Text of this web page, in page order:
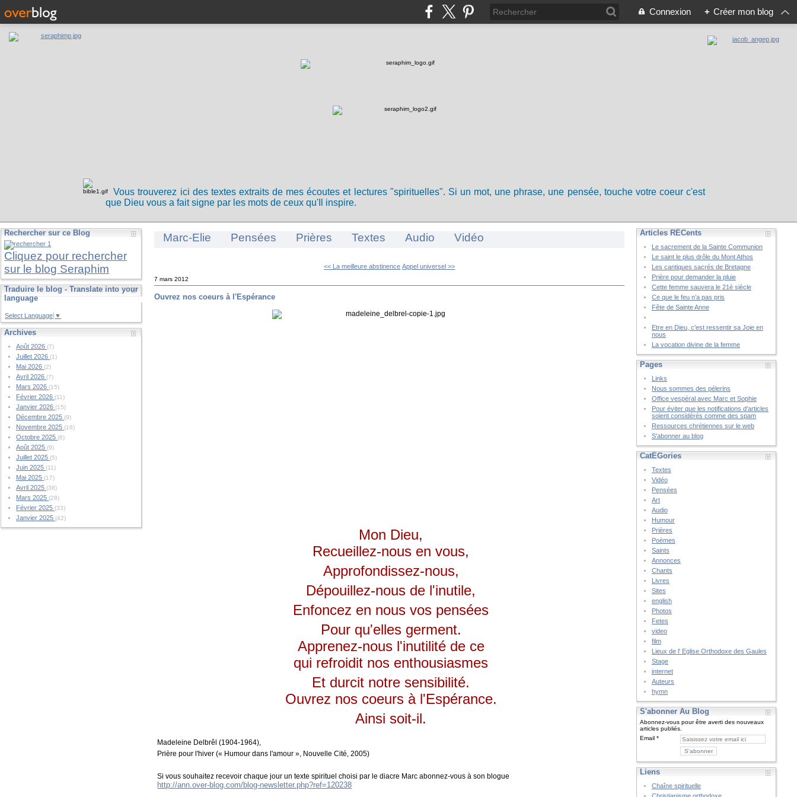
Connexion + Créer mon blog
Vous trouverez ici des textes extraits de mes écoutes et lectures "spirituelles". Si un mot, une phrase, une pensée, touche votre coeur c'est
que Dieu vous a fait signe par les mots de ceux qu'Il inspire.
Rechercher sur ce Blog
Cliquez pour rechercher
sur le blog Seraphim
Traduire le blog - Translate into your
language
Select Language ▼
Archives
Août 2026(7)
Juillet 2026(1)
Mai 2026(2)
Avril 2026(7)
Mars 2026(15)
Février 2026(11)
Janvier 2026(15)
Décembre 2025(9)
Novembre 2025(16)
Octobre 2025(6)
Août 2025(9)
Juillet 2025(5)
Juin 2025(11)
Mai 2025(17)
Avril 2025(38)
Mars 2025(28)
Février 2025(33)
Janvier 2025(42)
Marc-Elie Pensées Prières Textes Audio Vidéo
<< La meilleure abstinence Appel universel >>
7 mars 2012
Ouvrez nos coeurs à l'Espérance
Mon Dieu,
Recueillez-nous en vous,
Approfondissez-nous,
Dépouillez-nous de l'inutile,
Enfoncez en nous vos pensées
Pour qu'elles germent.
Apprenez-nous l'inutilité de ce
qui refroidit nos enthousiasmes
Et durcit notre sensibilité.
Ouvrez nos coeurs à l'Espérance.
Ainsi soit-il.
Madeleine Delbrêl (1904-1964),
Prière pour l'hiver (« Humour dans l'amour », Nouvelle Cité, 2005)
Si vous souhaitez recevoir chaque jour un texte spirituel choisi par le diacre Marc abonnez-vous à son blogue
http://ann.over-blog.com/blog-newsletter.php?ref=120238
Articles RÉCents
Le sacrement de la Sainte Communion
Le saint le plus drôle du Mont Athos
Les cantiques sacrés de Bretagne
Prière pour demander la pluie
Cette femme sauvera le 21è siècle
Ce que le feu n’a pas pris
Fête de Sainte Anne
Etre en Dieu, c'est ressentir sa Joie en
nous
La vocation divine de la femme
Pages
Links
Nous sommes des pélerins
Office vespéral avec Marc et Sophie
Pour éviter que les notifications d'articles
soient considérés comme des spam
Ressources chrétiennes sur le web
S'abonner au blog
CatÉGories
Textes
Vidéo
Pensées
Art
Audio
Humour
Prières
Poèmes
Saints
Annonces
Chants
Livres
Sites
english
Photos
Fetes
video
film
Lieux de l' Eglise Orthodoxe des Gaules
Stage
internet
Auteurs
hymn
S'abonner Au Blog
Abonnez-vous pour être averti des nouveaux
articles publiés.
Email
Liens
Chaîne spirituelle